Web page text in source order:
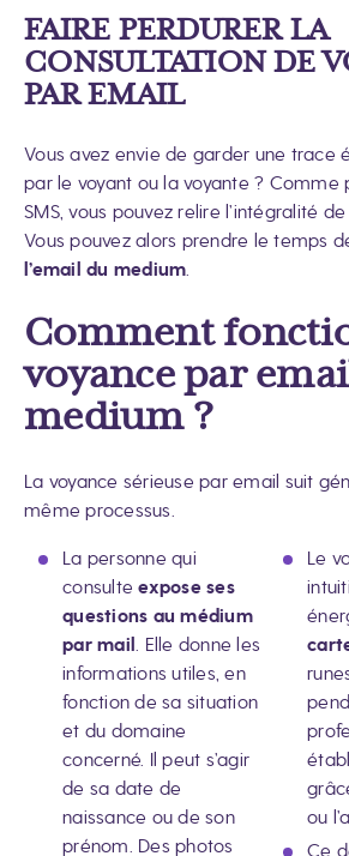
FAIRE PERDURER LA
CONSULTATION DE
PAR EMAIL
Vous avez envie de garder une trace
par le voyant ou la voyante ? Comme
SMS, vous pouvez relire l’intégralité
Vous pouvez alors prendre le temps
l’email du medium
Comment
voyance par
medium ?
La voyance sérieuse par email suit
même processus.
La personne qui
consulteexpose ses
questions au médium
par mail . Elle donne les
informations utiles, en
fonction de sa situation
et du domaine
concerné. Il peut s’agir
de sa date de
naissance ou de son
prénom. Des photos
Le
ou
Ce